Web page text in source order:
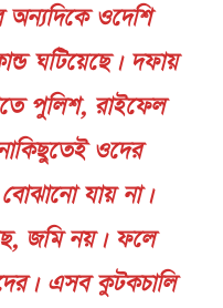
ওদেশি
ঘটিয়েছে। দফায়
পুলিশ, রাইফেল
ওদের
যায় না।
জমি নয়। ফলে
এসব কুটকচালি